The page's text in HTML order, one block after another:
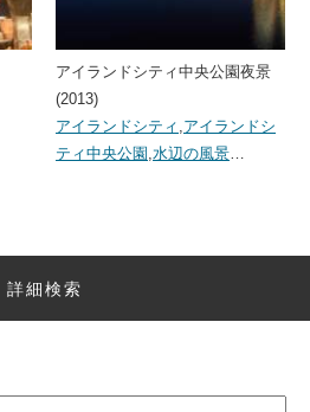
アイランドシティ中央公園夜景
(2013)
アイランドシティ ,アイランドシ
ティ中央公園 ,水辺の風景…
詳細検索